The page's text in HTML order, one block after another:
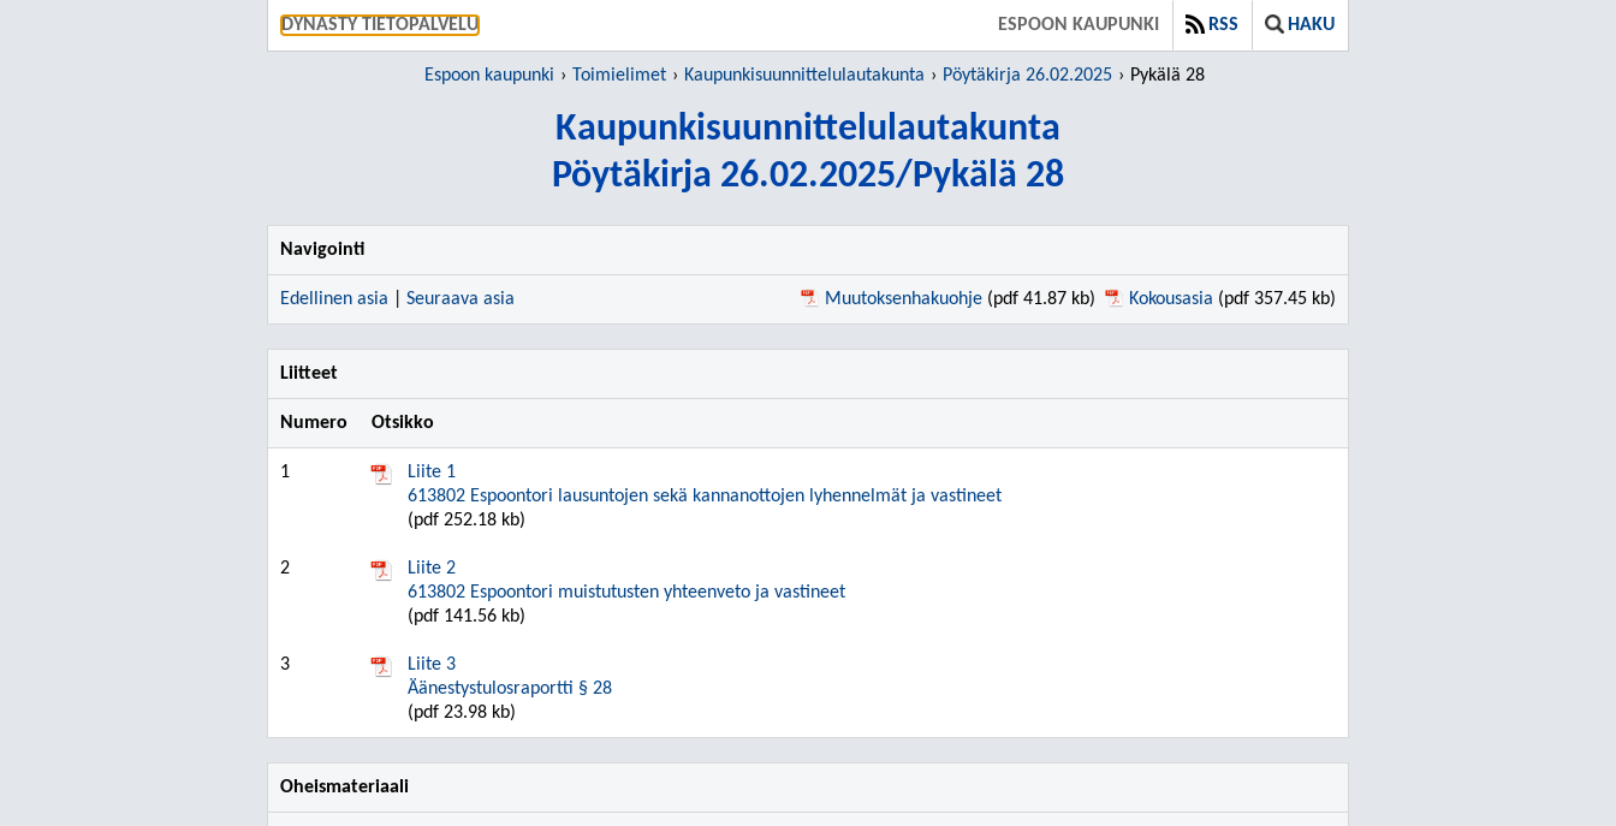
DYNASTY TIETOPALVELU ESPOON KAUPUNKI RSS HAKU
Espoon kaupunki Toimielimet Kaupunkisuunnittelulautakunta Pöytäkirja 26.02.2025 Pykälä 28
Kaupunkisuunnittelulautakunta
Pöytäkirja 26.02.2025/Pykälä 28
Navigointi
Edellinen asia Seuraava asia Muutoksenhakuohje (pdf 41.87 kb) Kokousasia (pdf 357.45 kb)
Liitteet
Numero Otsikko
1
Liite 1
613802 Espoontori lausuntojen sekä kannanottojen lyhennelmät ja vastineet
(pdf 252.18 kb)
2
Liite 2
613802 Espoontori muistutusten yhteenveto ja vastineet
(pdf 141.56 kb)
3
Liite 3
Äänestystulosraportti § 28
(pdf 23.98 kb)
Oheismateriaali